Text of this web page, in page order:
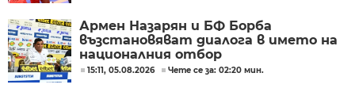
Армен Назарян и БФ Борба
възстановяват диалога в името на
националния отбор
15:11, 05.08.2026 Чете се за: 02:20 мин.